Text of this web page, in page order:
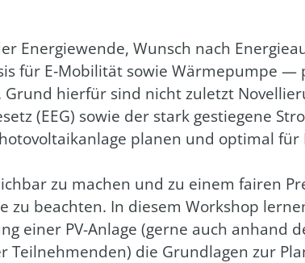
Ener­gie­wen­de, Wunsch nach
für E‑Mobilität sowie Wär­me­pum­pe —
hier­für sind nicht zuletzt
(EEG) sowie der stark gestie­ge­ne
pla­nen und opti­mal für
zu machen und zu einem fai­ren
zu beach­ten. In die­sem Work­shop
einer PV-Anla­ge (ger­ne auch anhand
Teil­neh­men­den) die Grund­la­gen zur